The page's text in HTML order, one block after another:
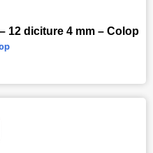
12 diciture 4 mm – Colop